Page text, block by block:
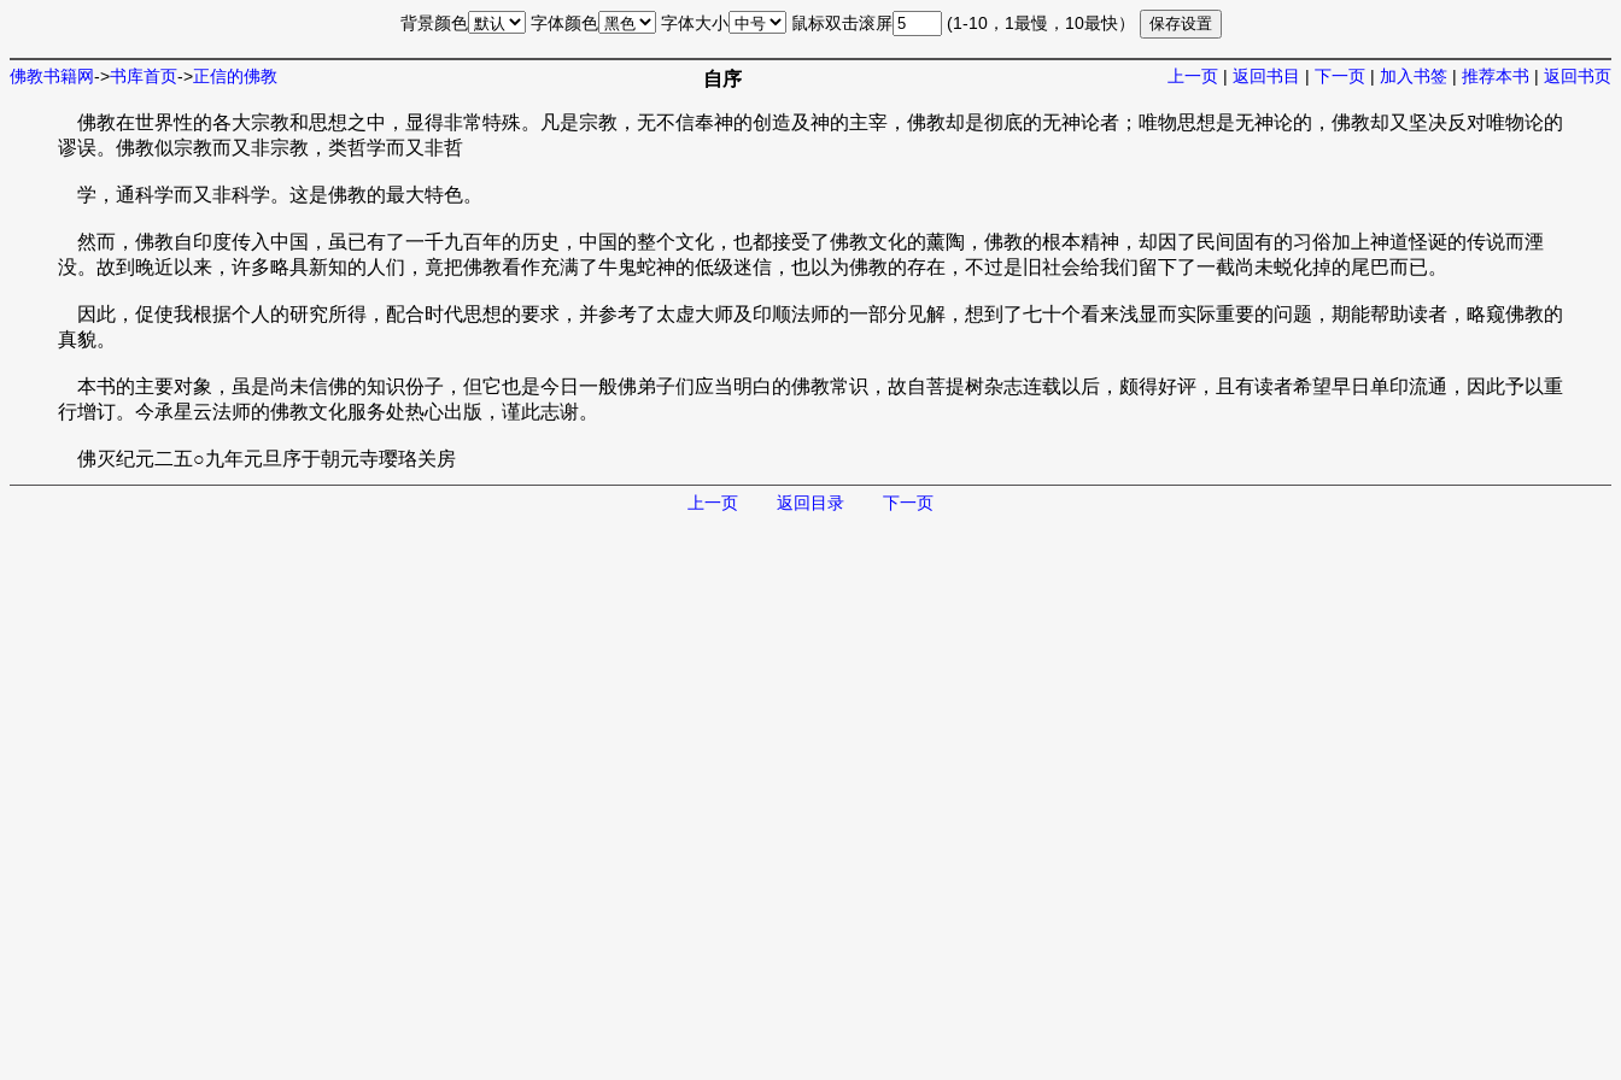
背景颜色 字体颜色 字体大小 鼠标双击滚屏 (1-10，1最慢，10最快）
佛教书籍网->书库首页->正信的佛教 上一页 | 返回书目 | 下一页 | 加入书签 | 推荐本书 | 返回书页
自序
佛教在世界性的各大宗教和思想之中，显得非常特殊。凡是宗教，无不信奉神的创造及神的主宰，佛教却是彻底的无神论者；唯物思想是无神论的，佛教却又坚决反对唯物论的
谬误。佛教似宗教而又非宗教，类哲学而又非哲
学，通科学而又非科学。这是佛教的最大特色。
然而，佛教自印度传入中国，虽已有了一千九百年的历史，中国的整个文化，也都接受了佛教文化的薰陶，佛教的根本精神，却因了民间固有的习俗加上神道怪诞的传说而湮
没。故到晚近以来，许多略具新知的人们，竟把佛教看作充满了牛鬼蛇神的低级迷信，也以为佛教的存在，不过是旧社会给我们留下了一截尚未蜕化掉的尾巴而已。
因此，促使我根据个人的研究所得，配合时代思想的要求，并参考了太虚大师及印顺法师的一部分见解，想到了七十个看来浅显而实际重要的问题，期能帮助读者，略窥佛教的
真貌。
本书的主要对象，虽是尚未信佛的知识份子，但它也是今日一般佛弟子们应当明白的佛教常识，故自菩提树杂志连载以后，颇得好评，且有读者希望早日单印流通，因此予以重
行增订。今承星云法师的佛教文化服务处热心出版，谨此志谢。
佛灭纪元二五○九年元旦序于朝元寺璎珞关房
上一页 返回目录 下一页